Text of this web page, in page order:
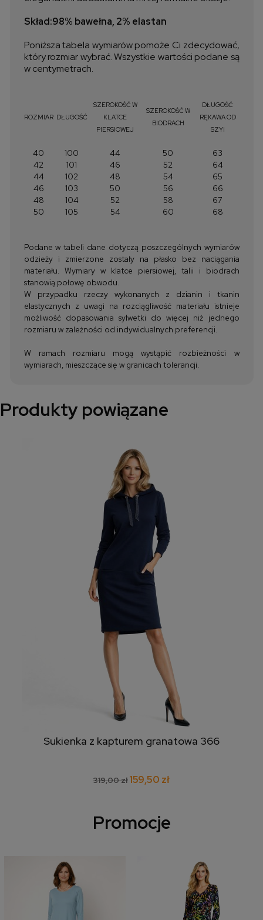
Skład:98% bawełna, 2% elastan
Poniższa tabela wymiarów pomoże Ci zdecydować,
który rozmiar wybrać. Wszystkie wartości podane są
w centymetrach.
ROZMIAR DŁUGOŚĆ
SZEROKOŚĆ W
KLATCE
PIERSIOWEJ
SZEROKOŚĆ W
BIODRACH
DŁUGOŚĆ
RĘKAWA OD
SZYI
40 100 44 50
63
42
101 46 52
64
44
102 48 54
65
46
103 50 56
66
48
104 52 58
67
50
105 54 60 68
Podane w tabeli dane dotyczą poszczególnych wymiarów
odzieży i zmierzone zostały na płasko bez naciągania
materiału. Wymiary w klatce piersiowej, talii i biodrach
stanowią połowę obwodu.
W przypadku rzeczy wykonanych z dzianin i tkanin
elastycznych z uwagi na rozciągliwość materiału istnieje
możliwość dopasowania sylwetki do więcej niż jednego
rozmiaru w zależności od indywidualnych preferencji.
W ramach rozmiaru mogą wystąpić rozbieżności w
wymiarach, mieszczące się w granicach tolerancji.
Produkty powiązane
Sukienka z kapturem granatowa 366
319,00 zł159,50 zł
Promocje